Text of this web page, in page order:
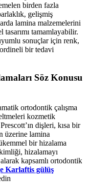
birden fazla
gelişmiş
lamina malzemelerini
tamamlayabilir.
sonuçlar için renk,
bir tedavi
Söz Konusu
ortodontik çalışma
kozmetik
dişleri, kısa bir
üzerine lamina
bir hizalama
hizalamayı
alarak kapsamlı ortodontik
Karlaftis gülüş